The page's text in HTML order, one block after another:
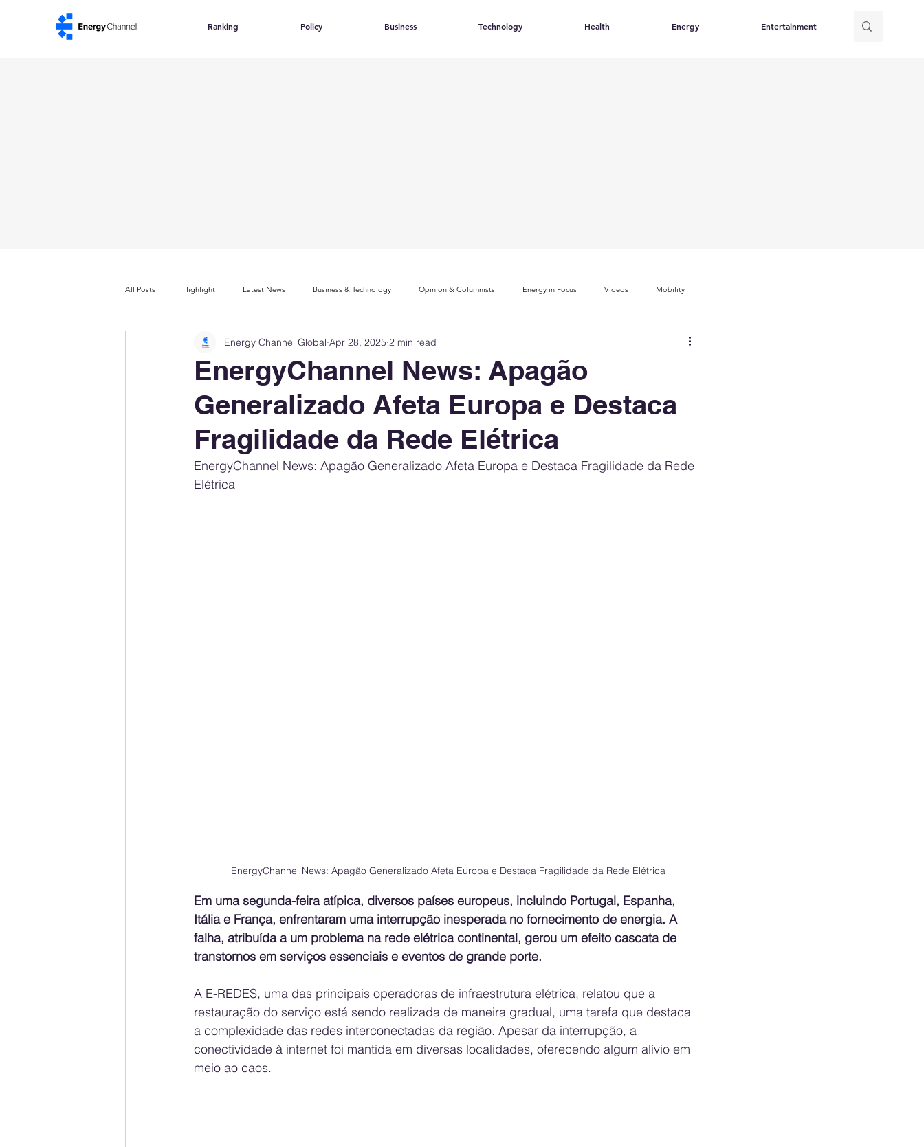
Ranking Policy Business Technology Health Energy Entertainment
All Posts Highlight Latest News Business & Technology Opinion & Columnists Energy in Focus Videos Mobility
Company Rankings Market Leaders Innovation Index Sustainability & ESG Index Electric Mobility Ranking
Energy Storage Ranking United States Policy Public Policy Energy Policy Brand Perception Consumer Choice
Geopolitics
EnergyChannel News: Apagão
Generalizado Afeta Europa e Destaca
Fragilidade da Rede Elétrica
Energy Channel Global Apr 28, 2025 2 min read
EnergyChannel News: Apagão Generalizado Afeta Europa e Destaca Fragilidade da Rede
Elétrica
EnergyChannel News: Apagão Generalizado Afeta Europa e Destaca Fragilidade da Rede Elétrica
Em uma segunda-feira atípica, diversos países europeus, incluindo Portugal, Espanha,
Itália e França, enfrentaram uma interrupção inesperada no fornecimento de energia. A
falha, atribuída a um problema na rede elétrica continental, gerou um efeito cascata de
transtornos em serviços essenciais e eventos de grande porte.
A E-REDES, uma das principais operadoras de infraestrutura elétrica, relatou que a
restauração do serviço está sendo realizada de maneira gradual, uma tarefa que destaca
a complexidade das redes interconectadas da região. Apesar da interrupção, a
conectividade à internet foi mantida em diversas localidades, oferecendo algum alívio em
meio ao caos.